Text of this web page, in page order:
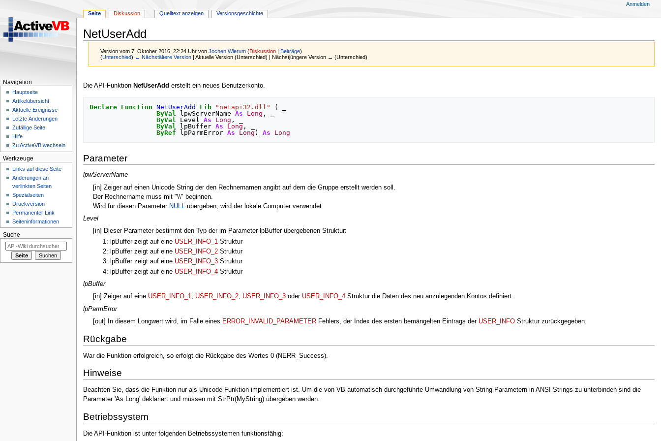
NetUserAdd
Version vom 7. Oktober 2016, 22:24 Uhr vonJochen Wierum (Diskussion Beiträge)
(Unterschied) ← Nächstältere Version | Aktuelle Version (Unterschied) | Nächstjüngere Version → (Unterschied)
Navigation
Suche
Die API-Funktion NetUserAdd erstellt ein neues Benutzerkonto.
Declare Function NetUserAdd Lib "netapi32.dll" (
ByVal
lpwServerName As Long ,
ByVal
Level As Long ,
ByVal
lpBuffer As Long ,
ByRef
lpParmError As Long ) As Long
Parameter
lpwServerName
[in] Zeiger auf einen Unicode String der den Rechnernamen angibt auf dem die Gruppe erstellt werden soll.
Der Rechnername muss mit "\\" beginnen.
Wird für diesen Parameter NULL
übergeben, wird der lokale Computer verwendet
Level
[in] Dieser Parameter bestimmt den Typ der im Parameter lpBuffer übergebenen Struktur:
1: lpBuffer zeigt auf eine USER_INFO_1 Struktur
2: lpBuffer zeigt auf eine USER_INFO_2 Struktur
3: lpBuffer zeigt auf eine USER_INFO_3 Struktur
4: lpBuffer zeigt auf eine USER_INFO_4 Struktur
lpBuffer
[in] Zeiger auf eine USER_INFO_1, USER_INFO_2, USER_INFO_3oder USER_INFO_4Struktur die Daten des neu anzulegenden Kontos definiert.
lpParmError
[out] In diesem Longwert wird, im Falle eines ERROR_INVALID_PARAMETERFehlers, der Index des ersten bemängelten Eintrags der USER_INFOStruktur zurückgegeben.
Rückgabe
War die Funktion erfolgreich, so erfolgt die Rückgabe des Wertes 0 (NERR_Success).
Hinweise
Beachten Sie, dass die Funktion nur als Unicode Funktion implementiert ist. Um die von VB automatisch durchgeführte Umwandlung von String Parametern in ANSI Strings zu unterbinden sind die
Parameter 'As Long' deklariert und müssen mit StrPtr(MyString) übergeben werden.
Betriebssystem
Die API-Funktion ist unter folgenden Betriebssystemen funktionsfähig:
Seite Diskussion Quelltext anzeigen Versionsgeschichte
Anmelden
Navigation
Hauptseite
Artikelübersicht
Aktuelle Ereignisse
Letzte Änderungen
Zufällige Seite
Hilfe
Zu ActiveVB wechseln
Werkzeuge
Links auf diese Seite
Änderungen an
verlinkten Seiten
Spezialseiten
Druckversion
Permanenter Link
Seiten­­informationen
Suche